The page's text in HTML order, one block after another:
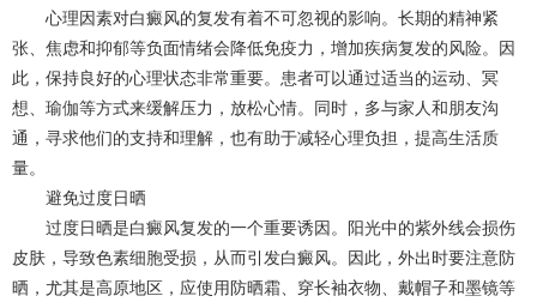
心理因素对白癜风的复发有着不可忽视的影响。长期的精神紧
张、焦虑和抑郁等负面情绪会降低免疫力，增加疾病复发的风险。因
此，保持良好的心理状态非常重要。患者可以通过适当的运动、冥
想、瑜伽等方式来缓解压力，放松心情。同时，多与家人和朋友沟
通，寻求他们的支持和理解，也有助于减轻心理负担，提高生活质
量。
避免过度日晒
过度日晒是白癜风复发的一个重要诱因。阳光中的紫外线会损伤
皮肤，导致色素细胞受损，从而引发白癜风。因此，外出时要注意防
晒，尤其是高原地区，应使用防晒霜、穿长袖衣物、戴帽子和墨镜等